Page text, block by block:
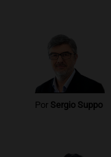
la clase
Panorama
Episodios
Por Sergio Suppo